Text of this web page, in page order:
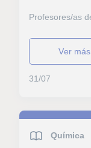
Profesores/as
ver más
31/07
Química